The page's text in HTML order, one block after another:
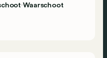
Waarschoot